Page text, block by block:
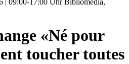
| 09:00-17:00 Uhr Bibliomédia,
«Né pour
toucher toutes